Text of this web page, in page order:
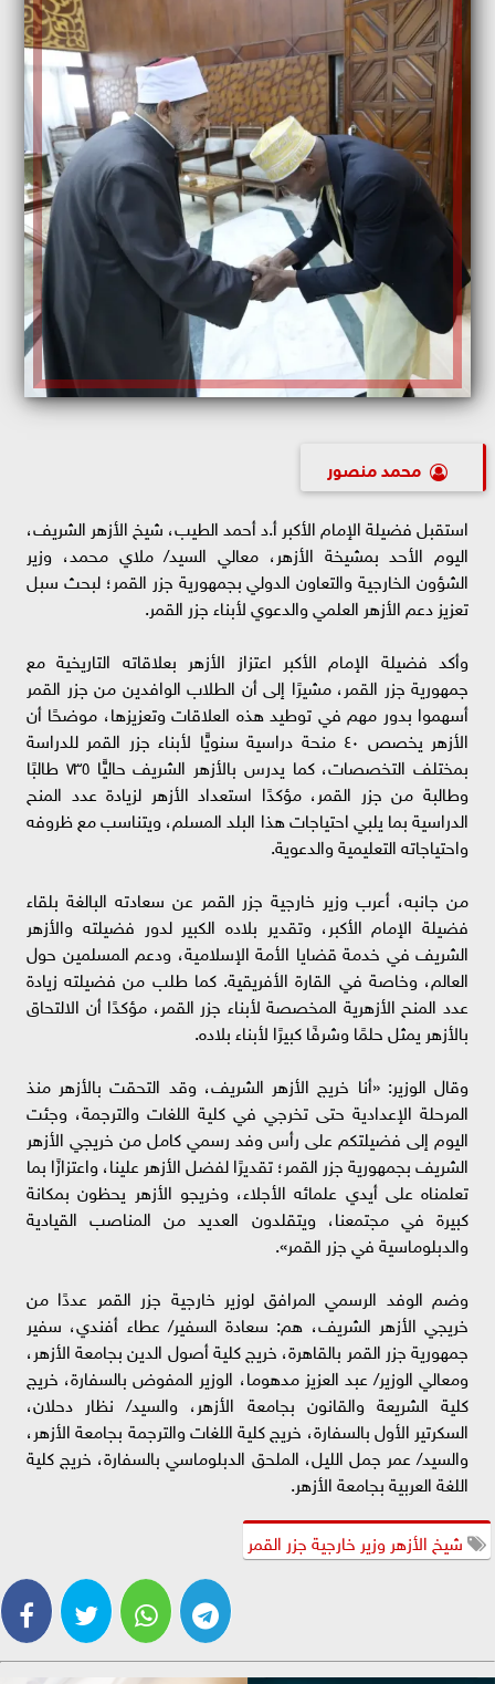
محمد منصور
استقبل فضيلة الإمام الأكبر أ.د أحمد الطيب، شيخ الأزهر الشريف،
اليوم الأحد بمشيخة الأزهر، معالي السيد/ ملاي محمد، وزير
الشؤون الخارجية والتعاون الدولي بجمهورية جزر القمر؛ لبحث سبل
تعزيز دعم الأزهر العلمي والدعوي لأبناء جزر القمر.
وأكد فضيلة الإمام الأكبر اعتزاز الأزهر بعلاقاته التاريخية مع
جمهورية جزر القمر، مشيرًا إلى أن الطلاب الوافدين من جزر القمر
أسهموا بدور مهم في توطيد هذه العلاقات وتعزيزها، موضحًا أن
الأزهر يخصص ٤٠ منحة دراسية سنويًّا لأبناء جزر القمر للدراسة
بمختلف التخصصات، كما يدرس بالأزهر الشريف حاليًّا ٧٣٥ طالبًا
وطالبة من جزر القمر، مؤكدًا استعداد الأزهر لزيادة عدد المنح
الدراسية بما يلبي احتياجات هذا البلد المسلم، ويتناسب مع ظروفه
واحتياجاته التعليمية والدعوية.
من جانبه، أعرب وزير خارجية جزر القمر عن سعادته البالغة بلقاء
فضيلة الإمام الأكبر، وتقدير بلاده الكبير لدور فضيلته والأزهر
الشريف في خدمة قضايا الأمة الإسلامية، ودعم المسلمين حول
العالم، وخاصة في القارة الأفريقية. كما طلب من فضيلته زيادة
عدد المنح الأزهرية المخصصة لأبناء جزر القمر، مؤكدًا أن الالتحاق
بالأزهر يمثل حلمًا وشرفًا كبيرًا لأبناء بلاده.
وقال الوزير: «أنا خريج الأزهر الشريف، وقد التحقت بالأزهر منذ
المرحلة الإعدادية حتى تخرجي في كلية اللغات والترجمة، وجئت
اليوم إلى فضيلتكم على رأس وفد رسمي كامل من خريجي الأزهر
الشريف بجمهورية جزر القمر؛ تقديرًا لفضل الأزهر علينا، واعتزازًا بما
تعلمناه على أيدي علمائه الأجلاء، وخريجو الأزهر يحظون بمكانة
كبيرة في مجتمعنا، ويتقلدون العديد من المناصب القيادية
والدبلوماسية في جزر القمر».
وضم الوفد الرسمي المرافق لوزير خارجية جزر القمر عددًا من
خريجي الأزهر الشريف، هم: سعادة السفير/ عطاء أفندي، سفير
جمهورية جزر القمر بالقاهرة، خريج كلية أصول الدين بجامعة الأزهر،
ومعالي الوزير/ عبد العزيز مدهوما، الوزير المفوض بالسفارة، خريج
كلية الشريعة والقانون بجامعة الأزهر، والسيد/ نظار دحلان،
السكرتير الأول بالسفارة، خريج كلية اللغات والترجمة بجامعة الأزهر،
والسيد/ عمر جمل الليل، الملحق الدبلوماسي بالسفارة، خريج كلية
اللغة العربية بجامعة الأزهر.
شيخ الأزهر وزير خارجية جزر القمر